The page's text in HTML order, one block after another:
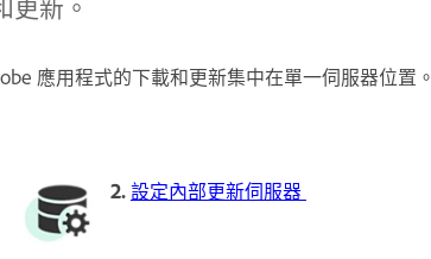
應用程式的下載和更新集中在單一伺服器位置。
2.設定內部更新伺服器